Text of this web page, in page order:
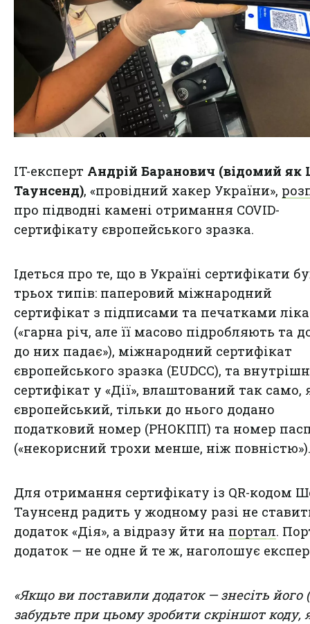
IT-експерт Андрій Баранович (відомий як
Таунсенд), «провідний хакер України»,
про підводні камені отримання COVID-
сертифікату європейського зразка.
Ідеться про те, що в Україні сертифікати
трьох типів: паперовий міжнародний
сертифікат з підписами та печатками
(«гарна річ, але її масово підробляють та
до них падає»), міжнародний сертифікат
європейського зразка (EUDCC), та
сертифікат у «Дії», влаштований так само,
європейський, тільки до нього додано
податковий номер (РНОКПП) та номер
(«некорисний трохи менше, ніж повністю»).
Для отримання сертифікату із QR-кодом
Таунсенд радить у жодному разі не
додаток «Дія», а відразу йти на портал.
додаток — не одне й те ж, наголошує
«Якщо ви поставили додаток — знесіть його
забудьте при цьому зробити скріншот коду,